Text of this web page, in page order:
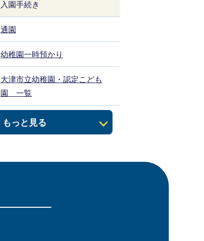
入園手続き
通園
もっと見る
幼稚園一時預かり
大津市立幼稚園・認定こども
園 一覧